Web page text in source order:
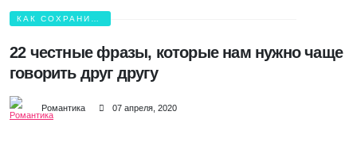
КАК СОХРАНИТЬ
22 честные фразы, которые нам нужно чаще
говорить друг другу
Романтика 07 апреля, 2020